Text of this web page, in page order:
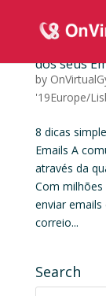
dos seus
by
'19Europe/
8 dicas
Emails A
através da
Com
enviar emails
correio...
Search